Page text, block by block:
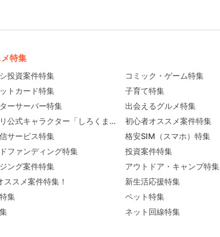
特集
投資案件特集
トカード特集
ーサーバー特集
公式キャラクター「しろくま先輩」プロフィール
サービス特集
ファンディング特集
ング案件特集
ススメ案件特集！
集
コミック・ゲーム特集
子育て特集
出会えるグルメ特集
初心者オススメ案件特集
格安SIM（スマホ）特集
投資案件特集
アウトドア・キャンプ特集
新生活応援特集
ペット特集
ネット回線特集